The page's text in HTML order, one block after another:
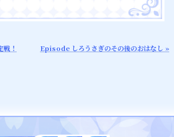
！ Episode しろうさぎのその後のおはなし »